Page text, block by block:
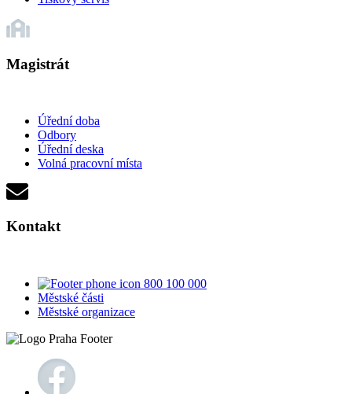
Magistrát
Úřední doba
Odbory
Úřední deska
Volná pracovní místa
Kontakt
800 100 000
Městské části
Městské organizace